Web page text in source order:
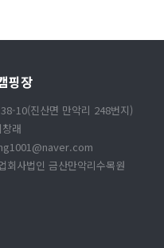
핑장
10(진산면 만악리 248번지)
창래
사법인 금산만악리수목원